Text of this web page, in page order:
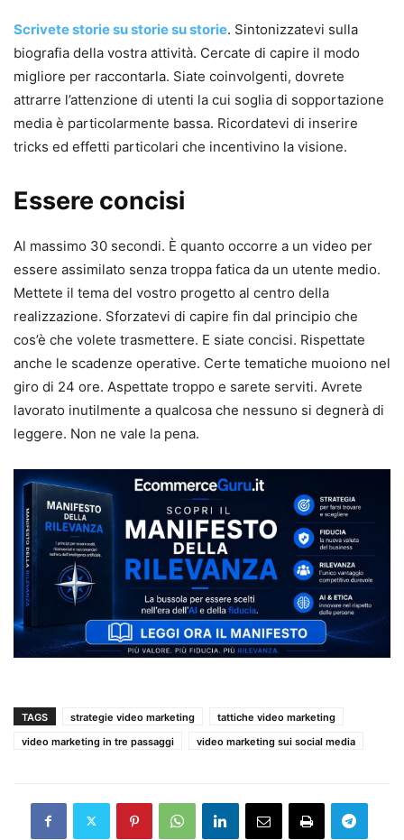
Scrivete storie su storie su storie. Sintonizzatevi sulla
biografia della vostra attività. Cercate di capire il modo
migliore per raccontarla. Siate coinvolgenti, dovrete
attrarre l’attenzione di utenti la cui soglia di sopportazione
media è particolarmente bassa. Ricordatevi di inserire
tricks ed effetti particolari che incentivino la visione.
Essere concisi
Al massimo 30 secondi. È quanto occorre a un video per
essere assimilato senza troppa fatica da un utente medio.
Mettete il tema del vostro progetto al centro della
realizzazione. Sforzatevi di capire fin dal principio che
cos’è che volete trasmettere. E siate concisi. Rispettate
anche le scadenze operative. Certe tematiche muoiono nel
giro di 24 ore. Aspettate troppo e sarete serviti. Avrete
lavorato inutilmente a qualcosa che nessuno si degnerà di
leggere. Non ne vale la pena.
TAGS strategie video marketing
tattiche video marketing
video marketing in tre passaggi
video marketing sui social media